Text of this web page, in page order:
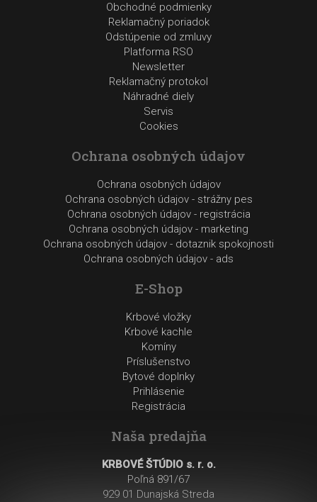
Obchodné podmienky
Reklamačný poriadok
Odstúpenie od zmluvy
Platforma RSO
Newsletter
Reklamačný protokol
Náhradné diely
Servis
Cookies
Ochrana osobných údajov
Ochrana osobných údajov
Ochrana osobných údajov - strážny pes
Ochrana osobných údajov - registrácia
Ochrana osobných údajov - marketing
Ochrana osobných údajov - dotaznik spokojnosti
Ochrana osobných údajov - ads
E-Shop
Krbové vložky
Krbové kachle
Komíny
Príslušenstvo
Bytové doplnky
Prihlásenie
Registrácia
Naša predajňa
KRBOVÉ ŠTÚDIO s. r. o.
Poľná 891/67
929 01 Dunajská Streda